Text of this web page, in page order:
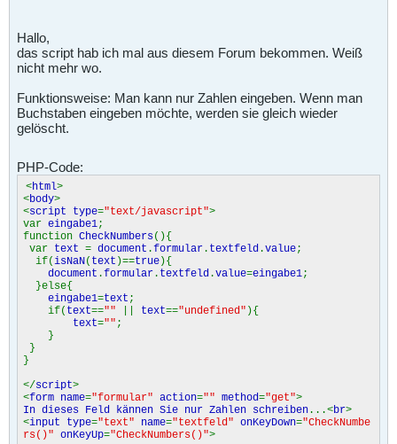
Hallo,
das script hab ich mal aus diesem Forum bekommen. Weiß
nicht mehr wo.
Funktionsweise: Man kann nur Zahlen eingeben. Wenn man
Buchstaben eingeben möchte, werden sie gleich wieder
gelöscht.
PHP-Code:
<html>
<body>
<script type="text/javascript">
var eingabe1;
function CheckNumbers(){
var text = document .formular . textfeld .value;
if(isNaN( text )==true){
document .formular . textfeld .value=eingabe1;
}else{
eingabe1=text ;
if( text=="" text=="undefined" ){
text="" ;
}
}
}
</script>
<form name="formular" action="" method="get">
In dieses Feld kännen Sie nur Zahlen schreiben ...<br>
<input type="text" name="textfeld" onKeyDown="CheckNumbe
rs()" onKeyUp="CheckNumbers()">